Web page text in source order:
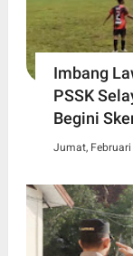
Imbang
PSSK
Begini
Jumat, Februari